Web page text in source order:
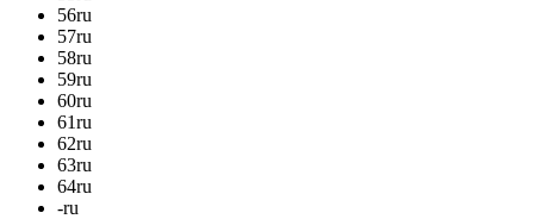
56ru
57ru
58ru
59ru
60ru
61ru
62ru
63ru
64ru
-ru